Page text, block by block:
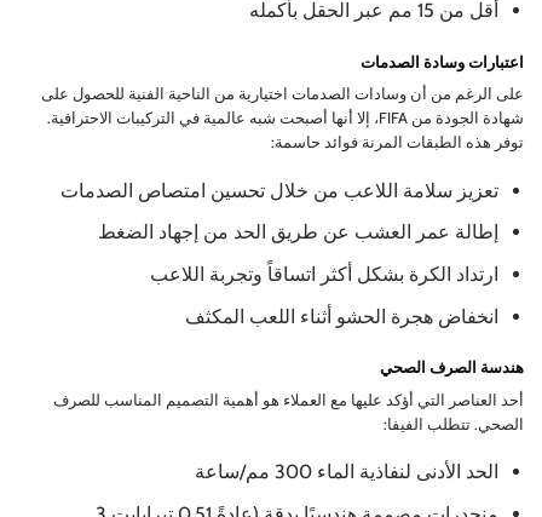
أقل من 15 مم عبر الحقل بأكمله
اعتبارات وسادة الصدمات
على الرغم من أن وسادات الصدمات اختيارية من الناحية الفنية للحصول على
شهادة الجودة من FIFA، إلا أنها أصبحت شبه عالمية في التركيبات الاحترافية.
توفر هذه الطبقات المرنة فوائد حاسمة:
تعزيز سلامة اللاعب من خلال تحسين امتصاص الصدمات
إطالة عمر العشب عن طريق الحد من إجهاد الضغط
ارتداد الكرة بشكل أكثر اتساقاً وتجربة اللاعب
انخفاض هجرة الحشو أثناء اللعب المكثف
هندسة الصرف الصحي
أحد العناصر التي أؤكد عليها مع العملاء هو أهمية التصميم المناسب للصرف
الصحي. تتطلب الفيفا:
الحد الأدنى لنفاذية الماء 300 مم/ساعة